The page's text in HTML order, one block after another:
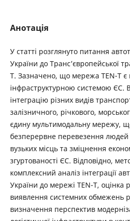
Анотація
У статті розглянуто питання
України до Транс’європейської
T. Зазначено, що мережа TEN-T
інфраструктурною системою ЄС.
інтеграцію різних видів
залізничного, річкового,
єдину мультимодальну мережу,
безперервне перевезення
вузьких місць та зміцнення
згуртованості ЄС. Відповідно,
комплексний аналіз інтеграції
України до мережі TEN-T, оцінка
виявлення системних обмежень
визначення перспектив